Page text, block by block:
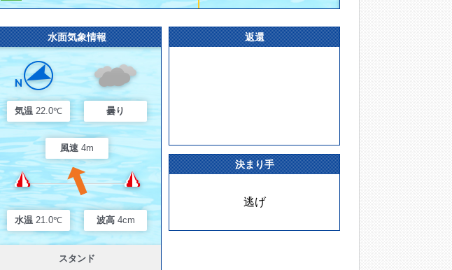
水面気象情報
気温 22.0℃ 曇り
風速 4m
水温 21.0℃ 波高 4cm
スタンド
返還
決まり手
逃げ